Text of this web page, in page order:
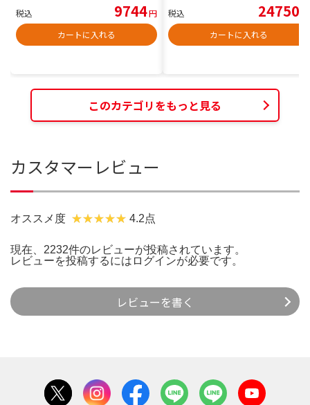
税込 9744円
カートに入れる
税込 24750
カートに入れる
このカテゴリをもっと見る
カスタマーレビュー
オススメ度 4.2点
現在、2232件のレビューが投稿されています。
レビューを投稿するには ログインが必要です。
レビューを書く